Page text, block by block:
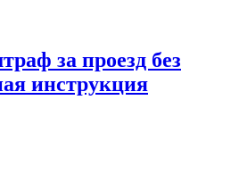
за проезд без
инструкция